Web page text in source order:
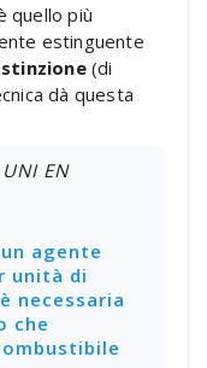
quello più
estinguente
(di
dà questa
EN
agente
unità di
necessaria
che